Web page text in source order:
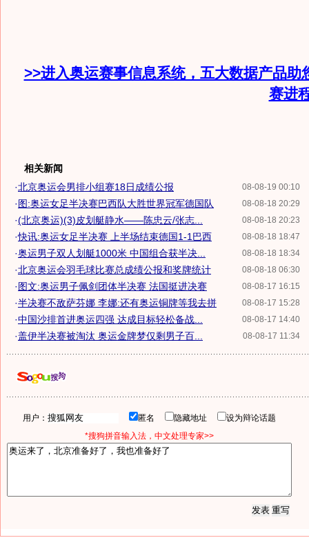
>>进入奥运赛事信息系统，五大数据产品助
赛进
相关新闻
08-08-19 00:10
·北京奥运会男排小组赛18日成绩公报
08-08-18 20:29
·图:奥运女足半决赛巴西队大胜世界冠军德国队
08-08-18 20:23
·(北京奥运)(3)皮划艇静水——陈忠云/张志...
08-08-18 18:47
·快讯:奥运女足半决赛 上半场结束德国1-1巴西
08-08-18 18:34
·奥运男子双人划艇1000米 中国组合获半决...
08-08-18 06:30
·北京奥运会羽毛球比赛总成绩公报和奖牌统计
08-08-17 16:15
·图文:奥运男子佩剑团体半决赛 法国挺进决赛
08-08-17 15:28
·半决赛不敌萨芬娜 李娜:还有奥运铜牌等我去拼
08-08-17 14:40
·中国沙排首进奥运四强 达成目标轻松备战...
08-08-17 11:34
·盖伊半决赛被淘汰 奥运金牌梦仅剩男子百...
用户： 匿名 隐藏地址
设为辩论话题
*搜狗拼音输入法，中文处理专家>>